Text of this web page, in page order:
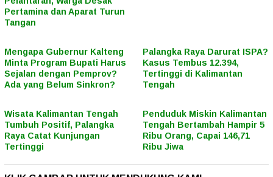
Pertamina dan Aparat Turun
Tangan
Mengapa Gubernur Kalteng
Minta Program Bupati Harus
Sejalan dengan Pemprov?
Ada yang Belum Sinkron?
Palangka Raya Darurat ISPA?
Kasus Tembus 12.394,
Tertinggi di Kalimantan
Tengah
Wisata Kalimantan Tengah
Tumbuh Positif, Palangka
Raya Catat Kunjungan
Tertinggi
Penduduk Miskin Kalimantan
Tengah Bertambah Hampir 5
Ribu Orang, Capai 146,71
Ribu Jiwa